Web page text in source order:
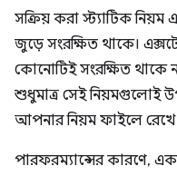
সক্রিয় করা স্ট্যাটিক
জুড়ে সংরক্ষিত থাকে।
কোনোটিই সংরক্ষিত
শুধুমাত্র সেই নিয়মগুলোই
আপনার নিয়ম ফাইলে রেখে
পারফরম্যান্সের কারণে,